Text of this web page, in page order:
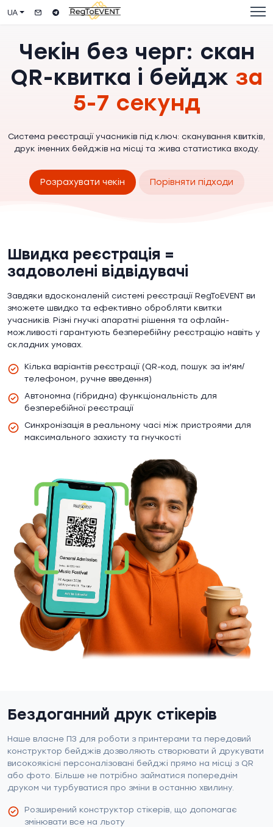
UA
Чекін без черг: скан
QR-квитка і бейдж за
5-7 секунд
Система реєстрації учасників під ключ: сканування квитків,
друк іменних бейджів на місці та жива статистика входу.
Розрахувати чекін Порівняти підходи
Швидка реєстрація =
задоволені відвідувачі
Завдяки вдосконаленій системі реєстрації RegToEVENT ви
зможете швидко та ефективно обробляти квитки
учасників. Різні гнучкі апаратні рішення та офлайн-
можливості гарантують безперебійну реєстрацію навіть у
складних умовах.
Кілька варіантів реєстрації (QR-код, пошук за ім'ям/
телефоном, ручне введення)
Автономна (гібридна) функціональність для
безперебійної реєстрації
Синхронізація в реальному часі між пристроями для
максимального захисту та гнучкості
Бездоганний друк стікерів
Наше власне ПЗ для роботи з принтерами та передовий
конструктор бейджів дозволяють створювати й друкувати
високоякісні персоналізовані бейджі прямо на місці з QR
або фото. Більше не потрібно займатися попереднім
друком чи турбуватися про зміни в останню хвилину.
Розширений конструктор стікерів, що допомагає
змінювати все на льоту